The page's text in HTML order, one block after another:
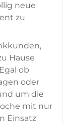
neue
zu
Hause
ob
oder
um die
mit nur
Einsatz